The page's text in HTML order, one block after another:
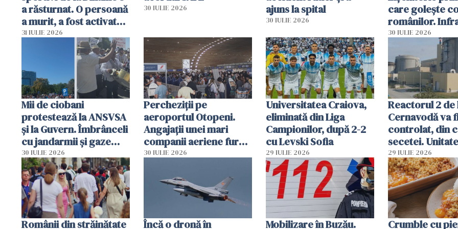
a răsturnat. O persoană
a murit, a fost activat
planul roșu de
31 IULIE 2026
30 IULIE 2026
ajuns la spital
30 IULIE 2026
care golește
românilor.
folosesc
Ghișeul.ro și
Române
30 IULIE 2026
Mii de ciobani
protestează la ANSVSA
și la Guvern. Îmbrânceli
cu jandarmii și gaze
lacrimogene
30 IULIE 2026
Percheziții pe
aeroportul Otopeni.
Angajații unei mari
companii aeriene furau
parfumuri, ceasuri și
vânzării
30 IULIE 2026
Universitatea Craiova,
eliminată din Liga
Campionilor, după 2-2
cu Levski Sofia
29 IULIE 2026
Reactorul 2 de
Cernavodă va
controlat, din
secetei.
deja oprită
29 IULIE 2026
Românii din străinătate Încă o dronă în Mobilizare în Buzău. Crumble cu